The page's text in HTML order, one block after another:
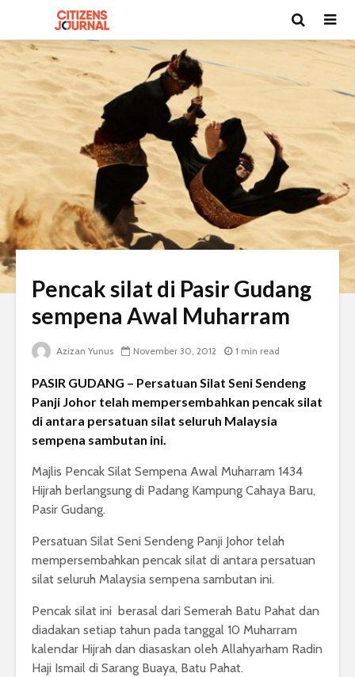
Pencak silat di Pasir Gudang
sempena Awal Muharram
Azizan Yunus November 30, 2012 1 min read
PASIR GUDANG – Persatuan Silat Seni Sendeng
Panji Johor telah mempersembahkan pencak silat
di antara persatuan silat seluruh Malaysia
sempena sambutan ini.
Majlis Pencak Silat Sempena Awal Muharram 1434
Hijrah berlangsung di Padang Kampung Cahaya Baru,
Pasir Gudang.
Persatuan Silat Seni Sendeng Panji Johor telah
mempersembahkan pencak silat di antara persatuan
silat seluruh Malaysia sempena sambutan ini.
Pencak silat ini berasal dari Semerah Batu Pahat dan
diadakan setiap tahun pada tanggal 10 Muharram
kalendar Hijrah dan diasaskan oleh Allahyarham Radin
Haji Ismail di Sarang Buaya, Batu Pahat.